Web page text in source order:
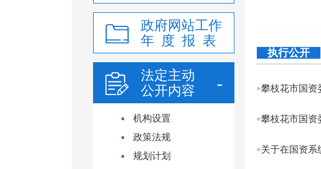
政府网站工作
年 度 报 表
法定主动
公开内容
机构设置
政策法规
规划计划
执行公开
攀枝花市国资
攀枝花市国资
关于在国资系